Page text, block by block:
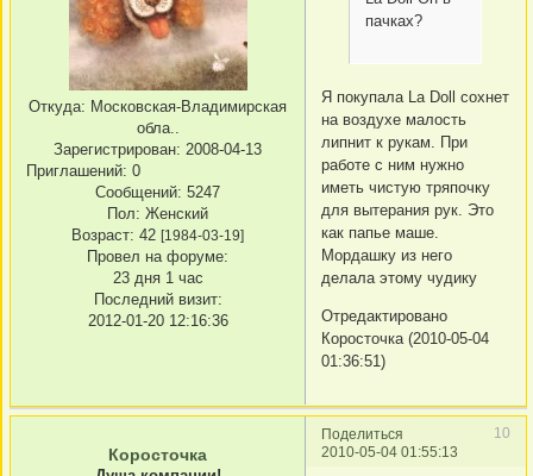
Откуда: Московская-Владимирская
обла..
Зарегистрирован: 2008-04-13
Приглашений: 0
Сообщений: 5247
Пол: Женский
Возраст: 42 [1984-03-19]
Провел на форуме:
23 дня 1 час
Последний визит:
2012-01-20 12:16:36
пачках?
Я покупала La Doll сохнет
на воздухе малость
липнит к рукам. При
работе с ним нужно
иметь чистую тряпочку
для вытерания рук. Это
как папье маше.
Мордашку из него
делала этому чудику
Отредактировано
Коросточка (2010-05-04
01:36:51)
Поделиться
10
2010-05-04 01:55:13
Коросточка